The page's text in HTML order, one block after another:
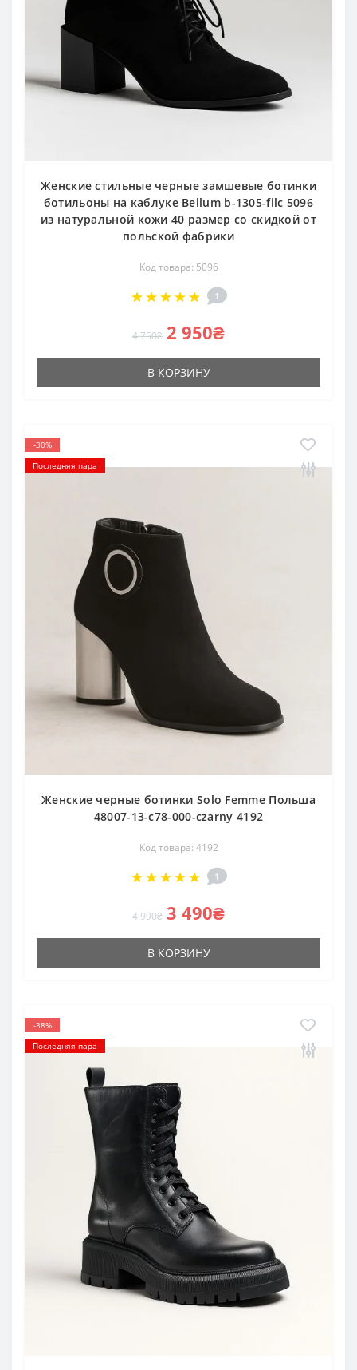
Женские стильные черные замшевые ботинки
ботильоны на каблуке Bellum b-1305-filc 5096
из натуральной кожи 40 размер со скидкой от
польской фабрики
Код товара: 5096
1
4 750₴ 2 950₴
В КОРЗИНУ
-30%
Последняя пара
Женские черные ботинки Solo Femme Польша
48007-13-c78-000-czarny 4192
Код товара: 4192
1
4 990₴ 3 490₴
В КОРЗИНУ
-38%
Последняя пара